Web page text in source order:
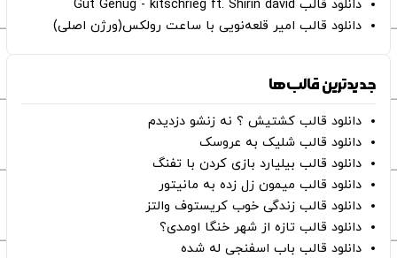
دانلود قالب Gut Genug - kitschrieg ft. Shirin david
دانلود قالب امیر قلعه‌نویی با ساعت رولکس(ورژن اصلی)
جدیدترین قالب‌ها
دانلود قالب کشتیش ؟ نه زنشو دزدیدم
دانلود قالب شلیک به عروسک
دانلود قالب بیلیارد بازی کردن با تفنگ
دانلود قالب میمون زل زده به مانیتور
دانلود قالب زندگی خوب کریستوف والتز
دانلود قالب تازه از شهر خنگا اومدی؟
دانلود قالب باب اسفنجی له شده